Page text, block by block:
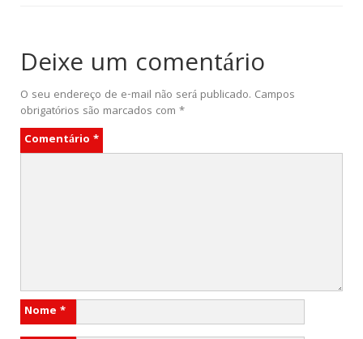
Deixe um comentário
O seu endereço de e-mail não será publicado. Campos
obrigatórios são marcados com *
Comentário *
Nome *